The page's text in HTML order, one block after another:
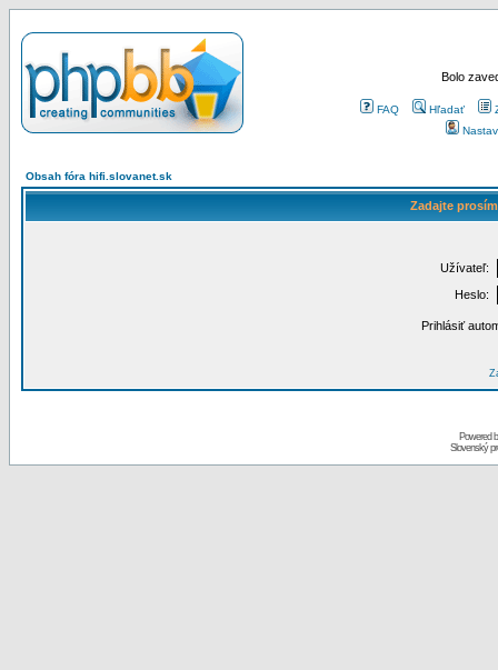
Bolo
FAQ Hľadať
Obsah fóra hifi.slovanet.sk
Zadajte
Užívateľ:
Heslo:
Prihlásiť
Powered
Slovenský